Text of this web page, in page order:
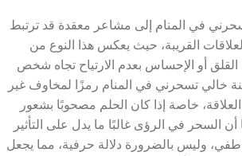
في المنام إلى مشاعر معقدة قد ترتبط
القريبة، حيث يعكس هذا النوع من
القلق أو الإحساس بعدم الارتياح تجاه شخص
خالي تسحرني في المنام رمزًا لمخاوف غير
خاصة إذا كان الحلم مصحوبًا بشعور
أن السحر في الرؤى غالبًا ما يدل على التأثير
وليس بالضرورة دلالة حرفية، مما يجعل